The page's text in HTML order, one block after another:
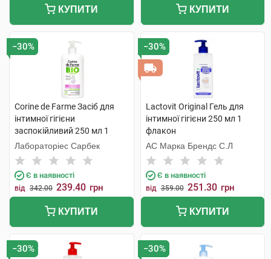
КУПИТИ КУПИТИ
−30%
Corine de Farme Засіб для
інтимної гігієни
заспокійливий 250 мл 1
флакон
Лабораторіес Сарбек
Є в наявності
від 342.00 239.40 грн
КУПИТИ
−30%
Lactovit Original Гель для
інтимної гігієни 250 мл 1
флакон
АС Марка Брендс С.Л
Є в наявності
від 359.00 251.30 грн
КУПИТИ
−30% −30%